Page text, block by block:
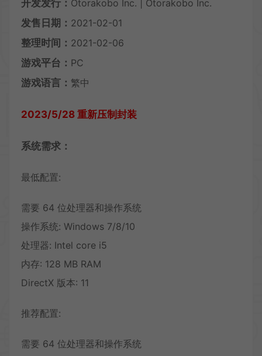
开发发行： Otorakobo Inc. | Otorakobo Inc.
发售日期： 2021-02-01
整理时间： 2021-02-06
游戏平台： PC
游戏语言： 繁中
2023/5/28 重新压制封装
系统需求：
最低配置:
需要 64 位处理器和操作系统
操作系统: Windows 7/8/10
处理器: Intel core i5
内存: 128 MB RAM
DirectX 版本: 11
推荐配置:
需要 64 位处理器和操作系统